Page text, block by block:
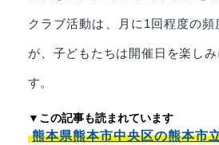
クラブ活動は、月に1回程度の
が、子どもたちは開催日を楽し
す。
▼この記事も読まれています
熊本県熊本市中央区の熊本市